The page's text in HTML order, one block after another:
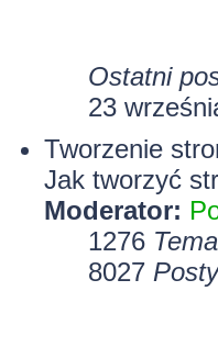
Ostatni
23
Tworzenie
Jak tworzyć
Moderator:
1276
8027 Posty